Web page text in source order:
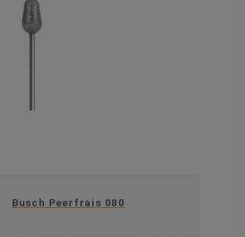
Busch Peerfrais 080